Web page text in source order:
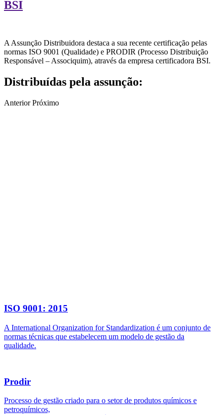
BSI
A Assunção Distribuidora destaca a sua recente certificação pelas
normas ISO 9001 (Qualidade) e PRODIR (Processo Distribuição
Responsável – Associquim), através da empresa certificadora BSI.
Distribuídas pela assunção:
Anterior Próximo
ISO 9001: 2015
A International Organization for Standardization é um conjunto de
normas técnicas que estabelecem um modelo de gestão da
qualidade.
Prodir
Processo de gestão criado para o setor de produtos químicos e
petroquímicos,